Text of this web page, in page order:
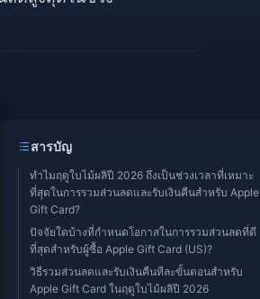
สารบัญ
ทำไมฤดูใบไม้ผลิปี 2026 ถึงเป็นช่วงเวลาที่เหมาะ
ที่สุดในการรวมส่วนลดและรับเงินคืนสำหรับ Apple
Gift Card?
ปัจจัยใดบ้างที่กำหนดโอกาสในการรวมส่วนลดที่ดี
ที่สุดสำหรับผู้ซื้อ Apple Gift Card (US)?
วิธีรวมส่วนลดและรับเงินคืนทีละขั้นตอนสำหรับ
Apple Gift Card ในฤดูใบไม้ผลิปี 2026